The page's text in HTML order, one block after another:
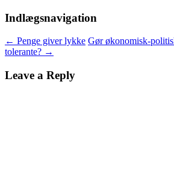
Indlægsnavigation
← Penge giver lykke Gør økonomisk-
tolerante? →
Leave a Reply